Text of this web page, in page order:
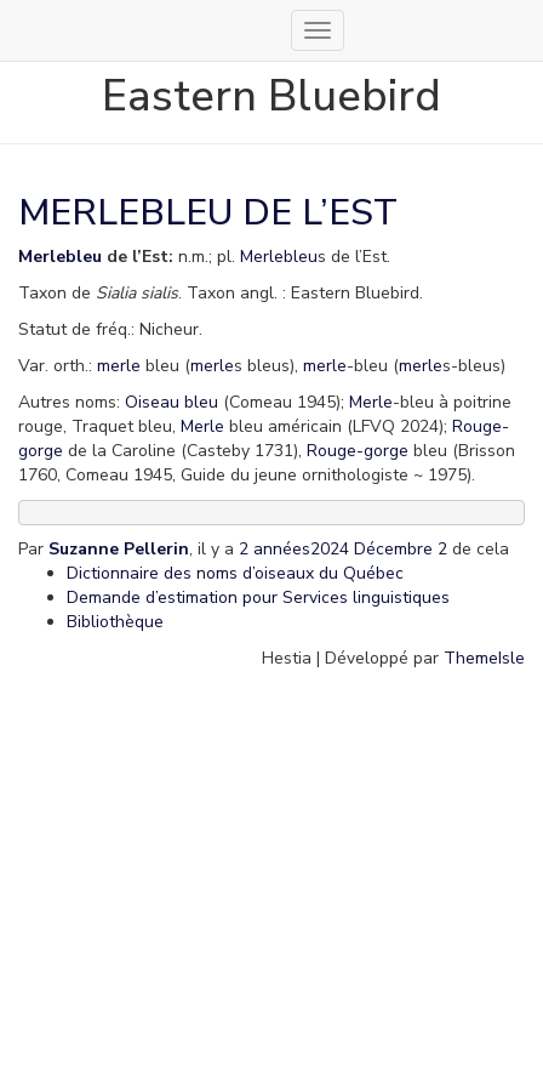
Déplier
navigation
Eastern Bluebird
MERLEBLEU DE L’EST
Merlebleu de l’Est: n.m.; pl. Merlebleus de l’Est.
Taxon de Sialia sialis. Taxon angl. : Eastern Bluebird.
Statut de fréq.: Nicheur.
Var. orth.: merle bleu (merles bleus), merle-bleu (merles-bleus)
Autres noms: Oiseau bleu (Comeau 1945); Merle-bleu à poitrine
rouge, Traquet bleu, Merle bleu américain (LFVQ 2024); Rouge-
gorge de la Caroline (Casteby 1731), Rouge-gorge bleu (Brisson
1760, Comeau 1945, Guide du jeune ornithologiste ~ 1975).
Par Suzanne Pellerin, il y a 2 années2024 Décembre 2 de cela
Dictionnaire des noms d’oiseaux du Québec
Demande d’estimation pour Services linguistiques
Bibliothèque
Hestia | Développé par ThemeIsle